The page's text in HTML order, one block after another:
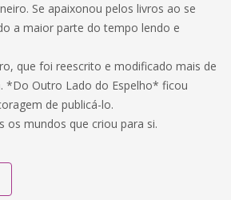
Se apaixonou pelos livros ao se
a maior parte do tempo lendo e
que foi reescrito e modificado mais de
*Do Outro Lado do Espelho* ficou
de publicá-lo.
os mundos que criou para si.